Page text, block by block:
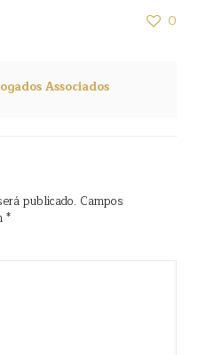
0
Associados
publicado. Campos
*